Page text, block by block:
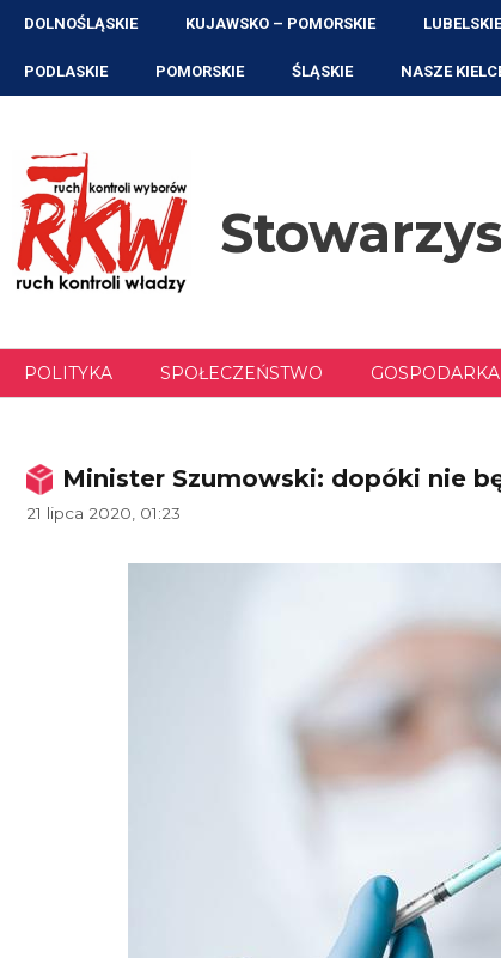
Przejdź
treści
DOLNOŚLĄSKIE KUJAWSKO – POMORSKIE LUBELSKIE
PODLASKIE POMORSKIE ŚLĄSKIE NASZE
POLITYKA SPOŁECZEŃSTWO GOSPODARKA
Minister Szumowski: dopóki nie
21 lipca 2020, 01:23